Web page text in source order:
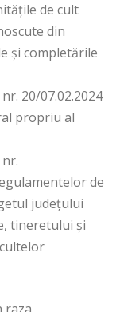
de cult
din
și completările
20/07.02.2024
propriu al
de
județului
tineretului și